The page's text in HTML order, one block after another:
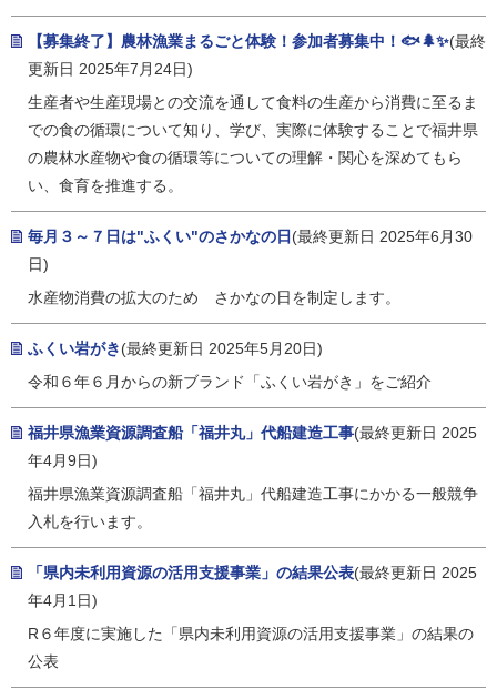
【募集終了】農林漁業まるごと体験！参加者募集中！🐟🌲✨(最終
更新日 2025年7月24日)
生産者や生産現場との交流を通して食料の生産から消費に至るま
での食の循環について知り、学び、実際に体験することで福井県
の農林水産物や食の循環等についての理解・関心を深めてもら
い、食育を推進する。
毎月３～７日は"ふくい"のさかなの日 (最終更新日 2025年6月30
日)
水産物消費の拡大のため さかなの日を制定します。
ふくい岩がき(最終更新日 2025年5月20日)
令和６年６月からの新ブランド「ふくい岩がき」をご紹介
福井県漁業資源調査船「福井丸」代船建造工事(最終更新日 2025
年4月9日)
福井県漁業資源調査船「福井丸」代船建造工事にかかる一般競争
入札を行います。
「県内未利用資源の活用支援事業」の結果公表(最終更新日 2025
年4月1日)
R６年度に実施した「県内未利用資源の活用支援事業」の結果の
公表